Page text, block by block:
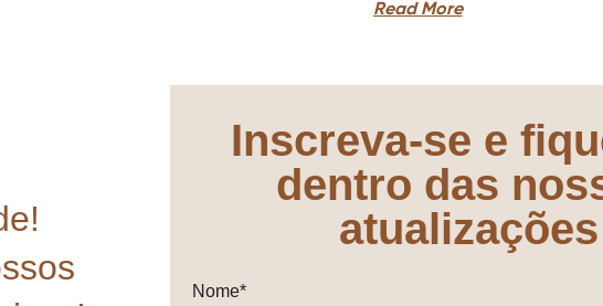
Read More
Inscreva-se e
dentro das
atualizações
Nome*